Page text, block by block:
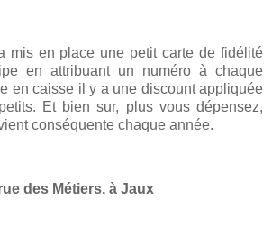
mis en place une petit carte de fidélité
en attribuant un numéro à chaque
en caisse il y a une discount appliquée
Et bien sur, plus vous dépensez,
conséquente chaque année.
des Métiers, à Jaux